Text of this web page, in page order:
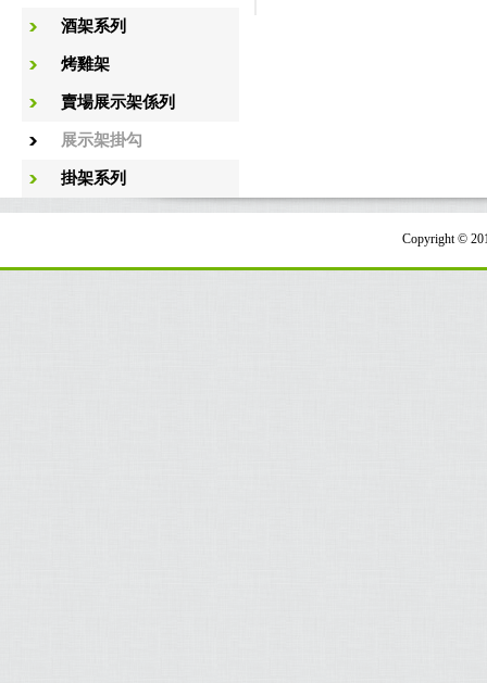
酒架系列
烤雞架
賣場展示架係列
展示架掛勾
掛架系列
Copyright ©